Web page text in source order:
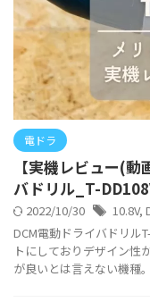
電ドラ
【実機レビュー(
バドリル_T-
2022/10/30 10.8V,
DCM電動ドライバドリル
トにしておりデザイン性
が良いとは言えない機種